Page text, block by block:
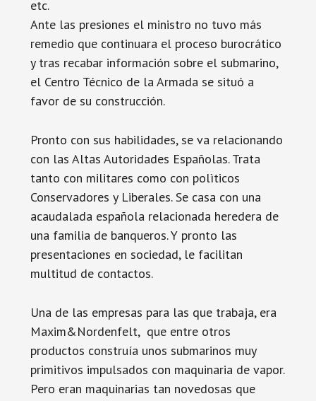
etc.
Ante las presiones el ministro no tuvo más
remedio que continuara el proceso burocrático
y tras recabar información sobre el submarino,
el Centro Técnico de la Armada se situó a
favor de su construcción.
Pronto con sus habilidades, se va relacionando
con las Altas Autoridades Españolas. Trata
tanto con militares como con polìticos
Conservadores y Liberales. Se casa con una
acaudalada española relacionada heredera de
una familia de banqueros. Y pronto las
presentaciones en sociedad, le facilitan
multitud de contactos.
Una de las empresas para las que trabaja, era
Maxim&Nordenfelt, que entre otros
productos construía unos submarinos muy
primitivos impulsados con maquinaria de vapor.
Pero eran maquinarias tan novedosas que